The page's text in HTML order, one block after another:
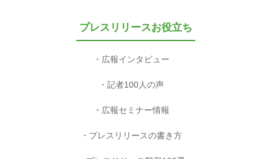
プレスリリースお役立ち
広報インタビュー
記者100人の声
広報セミナー情報
プレスリリースの書き方